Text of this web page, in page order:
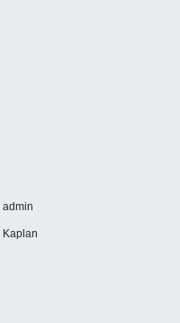
admin
Kaplan